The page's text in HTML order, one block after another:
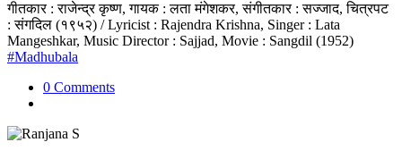
गीतकार : राजेन्द्र कृष्ण, गायक : लता मंगेशकर, संगीतकार : सज्जाद, चित्रपट
: संगदिल (१९५२) / Lyricist : Rajendra Krishna, Singer : Lata
Mangeshkar, Music Director : Sajjad, Movie : Sangdil (1952)
#Madhubala
0 Comments